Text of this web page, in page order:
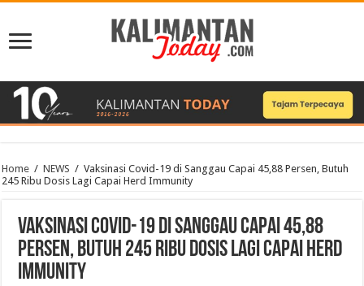
Home / NEWS / Vaksinasi Covid-19 di Sanggau Capai 45,88 Persen, Butuh
245 Ribu Dosis Lagi Capai Herd Immunity
Vaksinasi Covid-19 di Sanggau Capai 45,88
Persen, Butuh 245 Ribu Dosis Lagi Capai Herd
Immunity